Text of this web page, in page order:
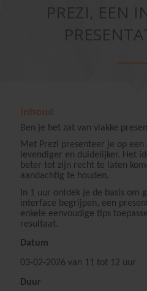
PREZI, EEN
Inhoud
Ben je het zat van vlakke
Met Prezi presenteer je op
levendiger en duidelijker. Het
beter tot zijn recht te laten
aandachtig te houden.
In 1 uur ontdek je de basis om
interface begrijpen, een
enkele eenvoudige tips
resultaat.
Datum
03-02-2026 van 11 tot 12 uur
Duur